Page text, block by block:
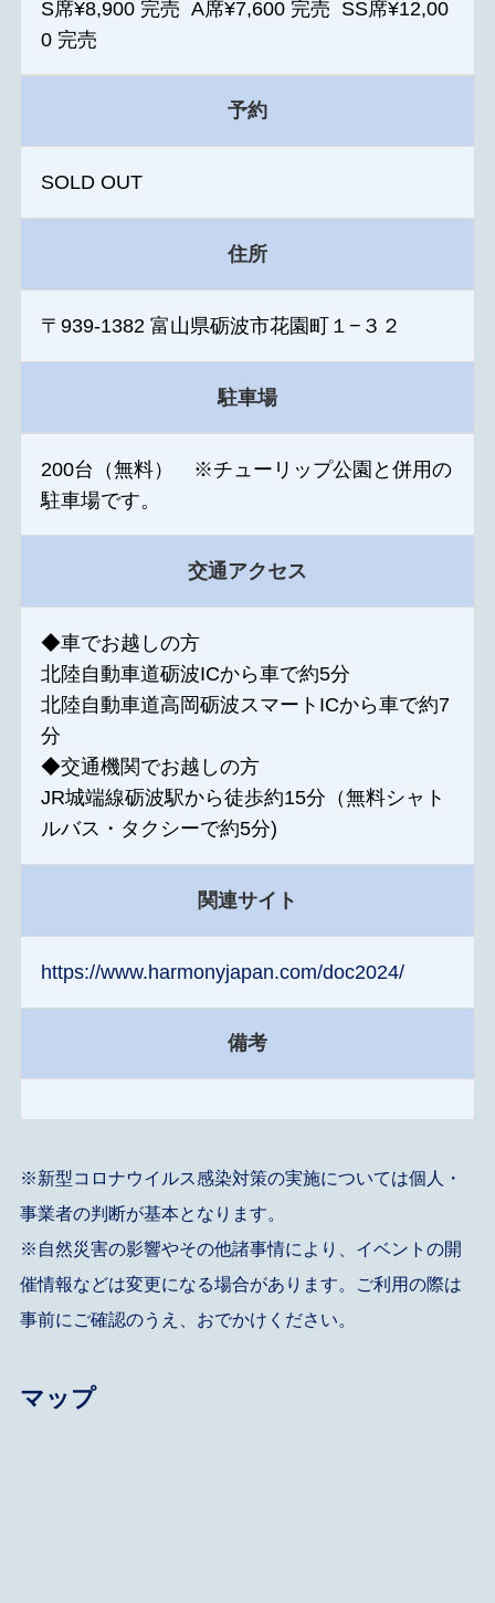
S席¥8,900 完売 A席¥7,600 完売 SS席¥12,00
0 完売
予約
SOLD OUT
住所
〒939-1382 富山県砺波市花園町１−３２
駐車場
200台（無料） ※チューリップ公園と併用の
駐車場です。
交通アクセス
◆車でお越しの方
北陸自動車道砺波ICから車で約5分
北陸自動車道高岡砺波スマートICから車で約7
分
◆交通機関でお越しの方
JR城端線砺波駅から徒歩約15分（無料シャト
ルバス・タクシーで約5分)
関連サイト
https://www.harmonyjapan.com/doc2024/
備考
※新型コロナウイルス感染対策の実施については個人・
事業者の判断が基本となります。
※自然災害の影響やその他諸事情により、イベントの開
催情報などは変更になる場合があります。ご利用の際は
事前にご確認のうえ、おでかけください。
マップ